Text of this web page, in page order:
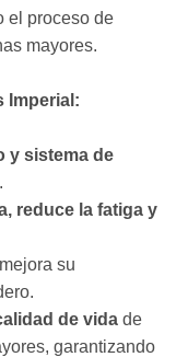
el proceso de
mayores.
Imperial:
y sistema de
reduce la fatiga y
su
de vida de
garantizando